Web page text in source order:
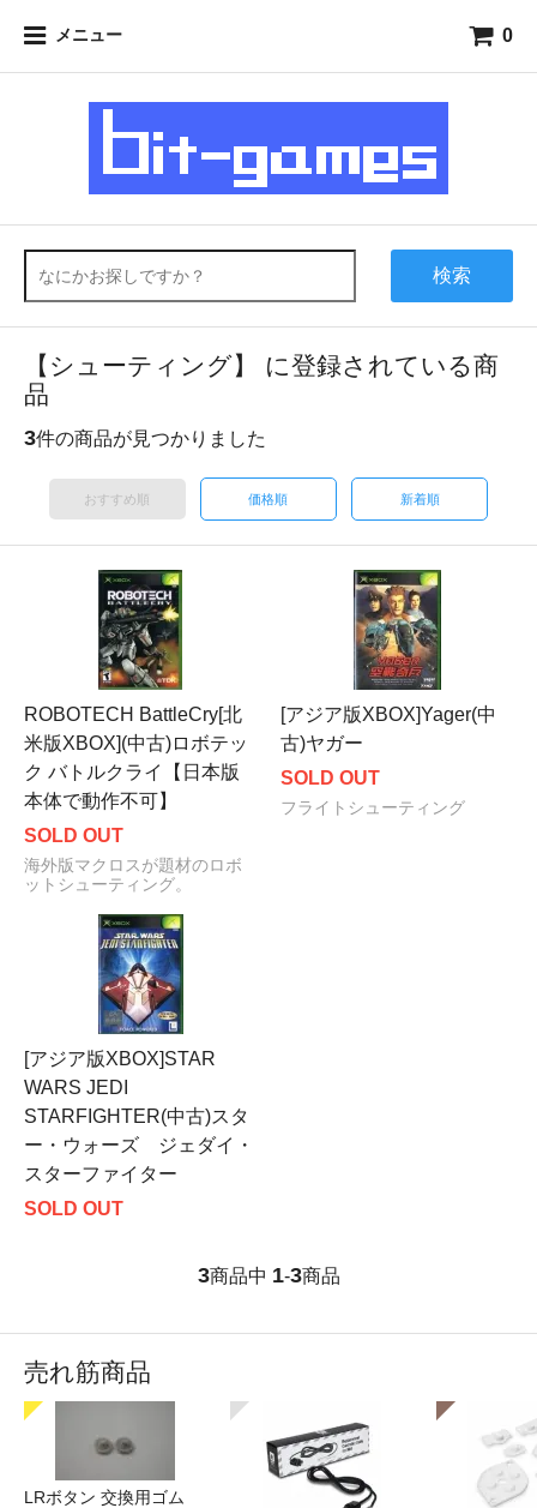
メニュー 0
検索
【シューティング】 に登録されている商
品
3件の商品が見つかりました
おすすめ順 価格順 新着順
ROBOTECH BattleCry[北
米版XBOX](中古)ロボテッ
ク バトルクライ【日本版
本体で動作不可】
SOLD OUT
海外版マクロスが題材のロボ
ットシューティング。
[アジア版XBOX]Yager(中
古)ヤガー
SOLD OUT
フライトシューティング
[アジア版XBOX]STAR
WARS JEDI
STARFIGHTER(中古)スタ
ー・ウォーズ ジェダイ・
スターファイター
SOLD OUT
3商品中 1-3商品
売れ筋商品
LRボタン 交換用ゴム